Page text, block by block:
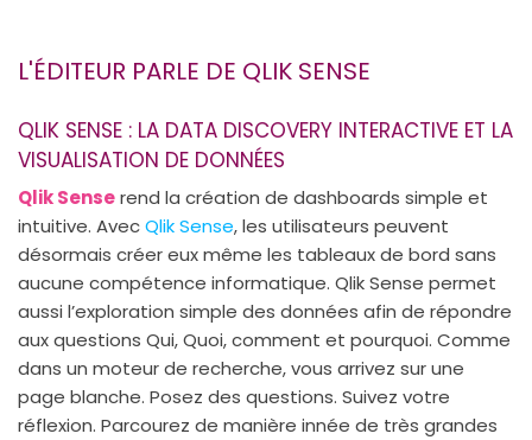
L'ÉDITEUR PARLE DE QLIK SENSE
QLIK SENSE : LA DATA DISCOVERY INTERACTIVE ET LA
VISUALISATION DE DONNÉES
Qlik Senserend la création de dashboards simple et
intuitive. AvecQlik Sense, les utilisateurs peuvent
désormais créer eux même les tableaux de bord sans
aucune compétence informatique. Qlik Sense permet
aussi l’exploration simple des données afin de répondre
aux questions Qui, Quoi, comment et pourquoi. Comme
dans un moteur de recherche, vous arrivez sur une
page blanche. Posez des questions. Suivez votre
réflexion. Parcourez de manière innée de très grandes